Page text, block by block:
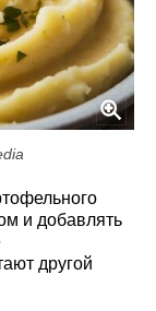
и добавлять
другой